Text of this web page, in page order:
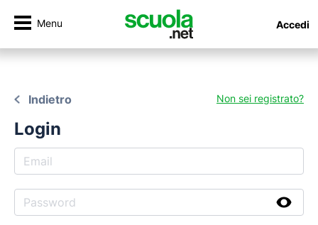
Menu Accedi
Indietro Non sei registrato?
Login